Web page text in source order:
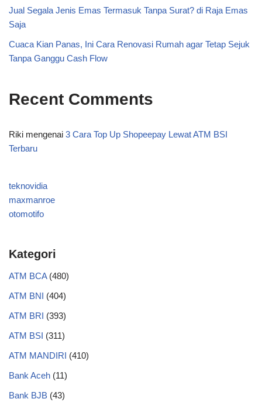
Jual Segala Jenis Emas Termasuk Tanpa Surat? di Raja Emas
Saja
Cuaca Kian Panas, Ini Cara Renovasi Rumah agar Tetap Sejuk
Tanpa Ganggu Cash Flow
Recent Comments
Riki mengenai 3 Cara Top Up Shopeepay Lewat ATM BSI
Terbaru
teknovidia
maxmanroe
otomotifo
Kategori
ATM BCA(480)
ATM BNI (404)
ATM BRI (393)
ATM BSI (311)
ATM MANDIRI (410)
Bank Aceh (11)
Bank BJB (43)